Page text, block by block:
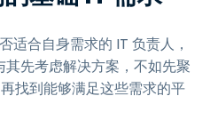
适合自身需求的 IT 负责人，
先考虑解决方案，不如先聚
找到能够满足这些需求的平